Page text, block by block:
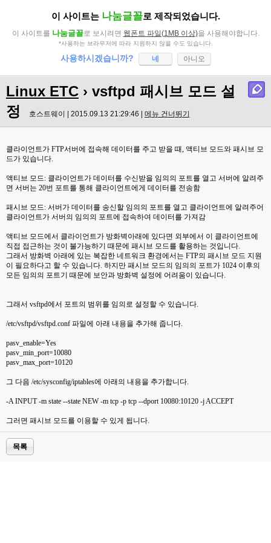
이 사이트는 나눔글꼴로 제작되었습니다.
이 사이트를 나눔글꼴로 보시려면 웹폰트 파일(1MB 이상)을 사용해야합니다.
*사용하는 브라우저에 따라 지원하지 않을 수도 있습니다.
사용하시겠습니까? 네 아니오
Linux ETC › vsftpd 패시브 모드 설
정
호스트웨이 | 2015.09.13 21:29:46 | 메뉴 건너뛰기
클라이언트가 FTP서버에 접속해 데이터를 주고 받을 때, 액티브 모드와 패시브 모
드가 있습니다.
액티브 모드: 클라이언트가 데이터를 수신받을 임의의 포트를 열고 서버에 알려주
면 서버는 20번 포트를 통해 클라이언트에게 데이터를 전송함
패시브 모드: 서버가 데이터를 송신할 임의의 포트를 열고 클라이언트에 알려주어
클라이언트가 서버의 임의의 포트에 접속하여 데이터를 가져감
액티브 모드에서 클라이언트가 방화벽아래에 있다면 외부에서 이 클라이언트에
직접 접근하는 것이 불가능하기 때문에 패시브 모드를 활용하는 것입니다.
그래서 방화벽 아래에 있는 복잡한 네트워크 환경에서는 FTP의 패시브 모드 지원
이 필요하다고 할 수 있습니다. 하지만 패시브 모드의 임의의 포트가 1024 이후의
모든 임의의 포트기 때문에 보안과 방화벽 설정에 어려움이 있습니다.
그래서 vsftpd에서 포트의 범위를 임의로 설정할 수 있습니다.
/etc/vsftpd/vsftpd.conf 파일에 아래 내용을 추가해 줍니다.
pasv_enable=Yes
pasv_min_port=10080
pasv_max_port=10120
그 다음 /etc/sysconfig/iptables에 아래의 내용을 추가합니다.
-A INPUT -m state --state NEW -m tcp -p tcp --dport 10080:10120 -j ACCEPT
그러면 패시브 모드를 이용할 수 있게 됩니다.
목록